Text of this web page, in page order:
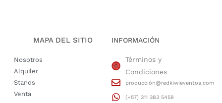
MAPA DEL SITIO
Nosotros
Alquiler
Stands
Venta
INFORMACIÓN
Términos y
Condiciones
producción@redkiwieventos.com
(+57) 311 383 5458